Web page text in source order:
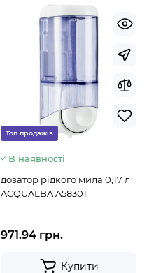
Топ продажів
В наявності
дозатор рідкого мила 0,17 л
ACQUALBA A58301
971.94 грн.
Купити